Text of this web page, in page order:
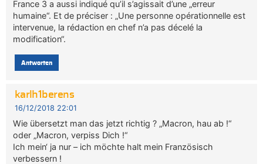
France 3 a aussi indiqué qu’il s’agissait d’une „erreur
humaine“. Et de préciser : „Une personne opérationnelle est
intervenue, la rédaction en chef n’a pas décelé la
modification“.
Antworten
karlh1berens
16/12/2018 22:01
Wie übersetzt man das jetzt richtig ? „Macron, hau ab !“
oder „Macron, verpiss Dich !“
Ich mein‘ ja nur – ich möchte halt mein Französisch
verbessern !